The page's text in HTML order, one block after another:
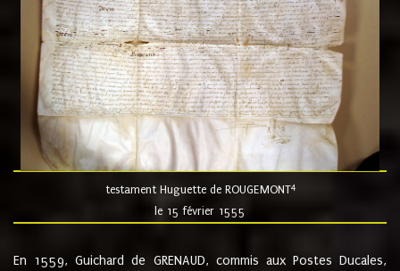
testament Huguette de ROUGEMONT4
le 15 février 1555
En 1559, Guichard de GRENAUD, commis aux Postes Ducales,